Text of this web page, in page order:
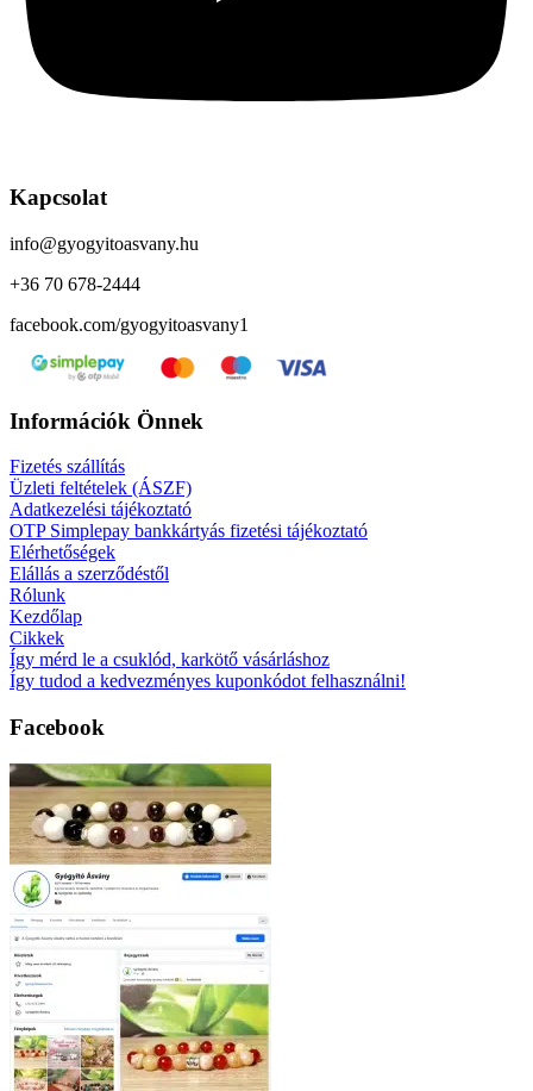
Kapcsolat
info@gyogyitoasvany.hu
+36 70 678-2444
facebook.com/gyogyitoasvany1
Információk Önnek
Fizetés szállítás
Üzleti feltételek (ÁSZF)
Adatkezelési tájékoztató
OTP Simplepay bankkártyás fizetési tájékoztató
Elérhetőségek
Elállás a szerződéstől
Rólunk
Kezdőlap
Cikkek
Így mérd le a csuklód, karkötő vásárláshoz
Így tudod a kedvezményes kuponkódot felhasználni!
Facebook